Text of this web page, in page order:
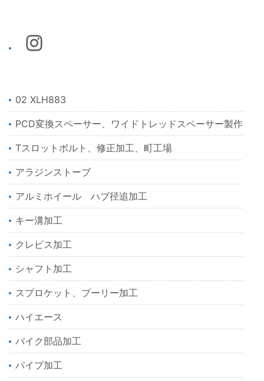
02 XLH883
PCD変換スペーサー、ワイドトレッドスペーサー製作
Tスロットボルト、修正加工、町工場
アラジンストーブ
アルミホイール ハブ径追加工
キー溝加工
クレビス加工
シャフト加工
スプロケット、プーリー加工
ハイエース
バイク部品加工
パイプ加工